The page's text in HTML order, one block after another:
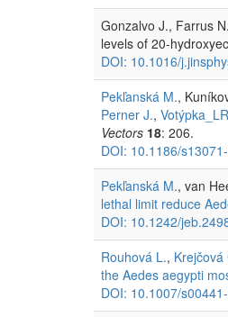
Gonzalvo J., Farrus
levels of 20-
DOI: 10.1016/
Pekľanská M.,
Perner J.,
Vectors 18: 206.
DOI: 10.1186/
Pekľanská M., van
lethal limit reduce
DOI: 10.1242/
Rouhová L., Krejčová
the Aedes aegypti
DOI: 10.1007/